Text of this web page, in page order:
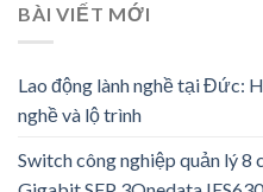
BÀI VIẾT MỚI
Lao động lành nghề tại Đức:
nghề và lộ trình
Switch công nghiệp quản lý 8